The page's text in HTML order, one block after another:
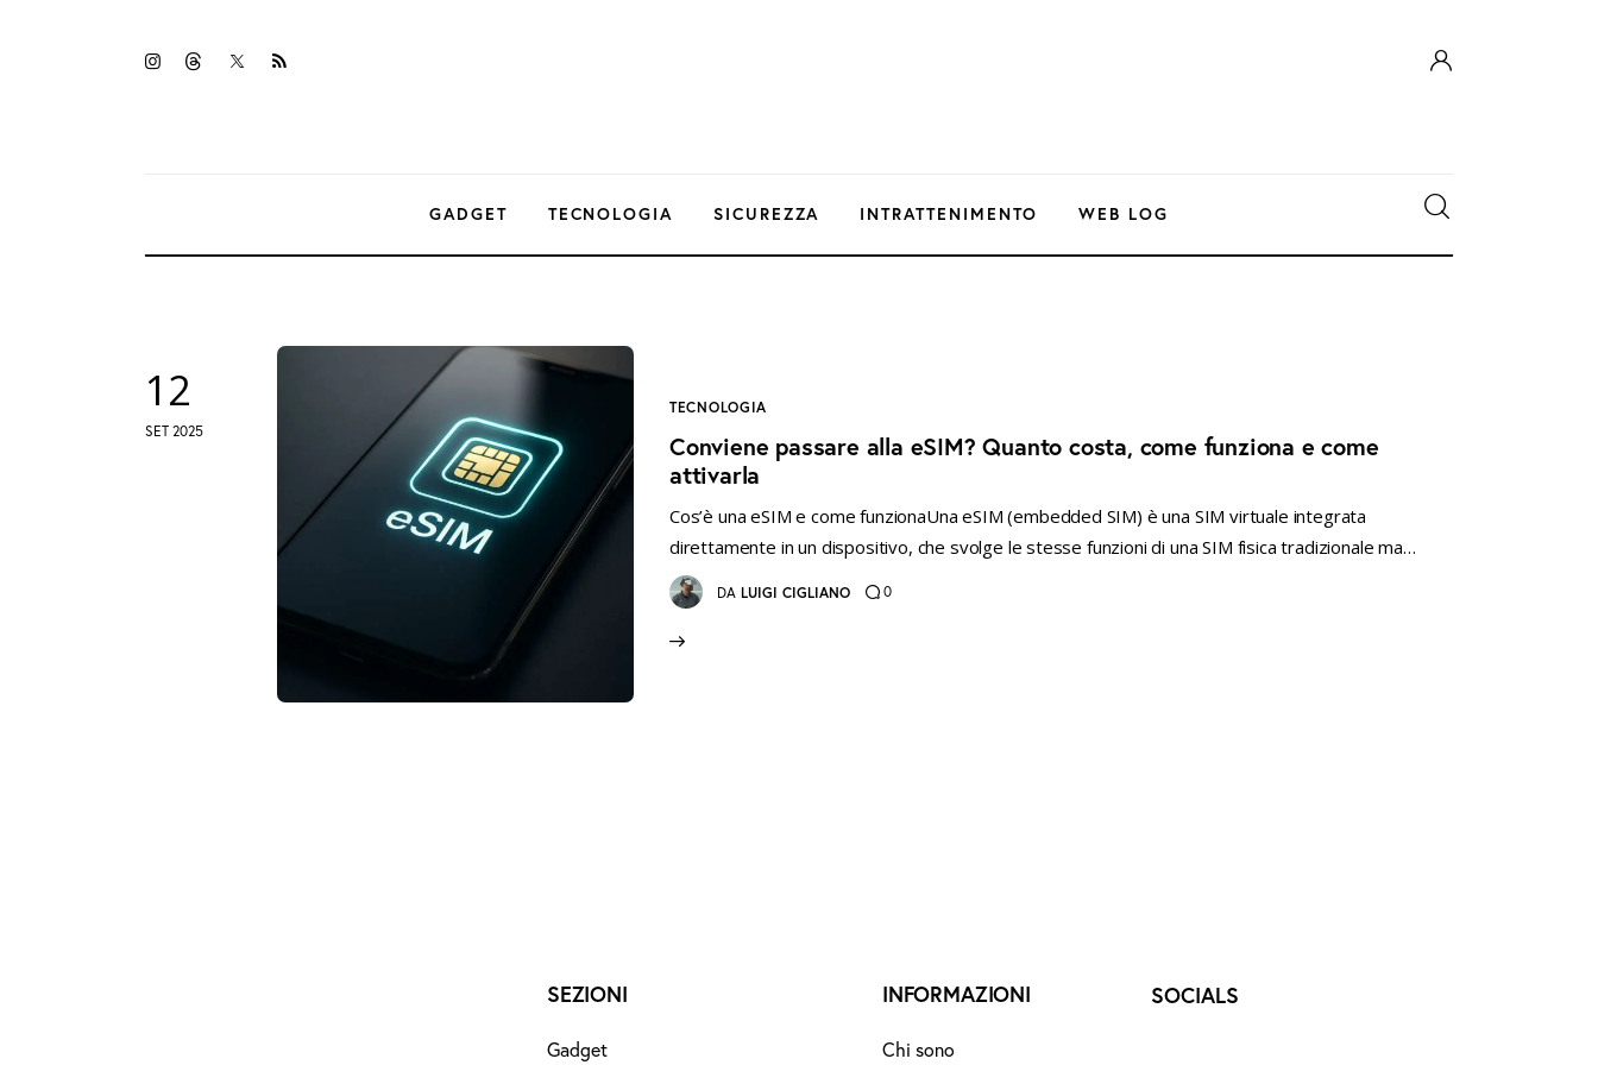
instagramm
threadstwitter-
rss
GADGET TECNOLOGIA SICUREZZA INTRATTENIMENTO WEB LOG
12
SET 2025
TECNOLOGIA
Conviene passare alla eSIM? Quanto costa, come funziona e come
attivarla
Cos’è una eSIM e come funzionaUna eSIM (embedded SIM) è una SIM virtuale integrata
direttamente in un dispositivo, che svolge le stesse funzioni di una SIM fisica tradizionale ma…
DA LUIGI CIGLIANO 0
SEZIONI
Gadget
INFORMAZIONI
Chi sono
SOCIALS